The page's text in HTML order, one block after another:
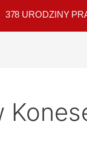
378 URODZINY